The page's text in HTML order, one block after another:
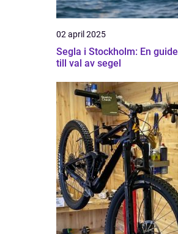
02 april 2025
Segla i Stockholm: En guide
till val av segel